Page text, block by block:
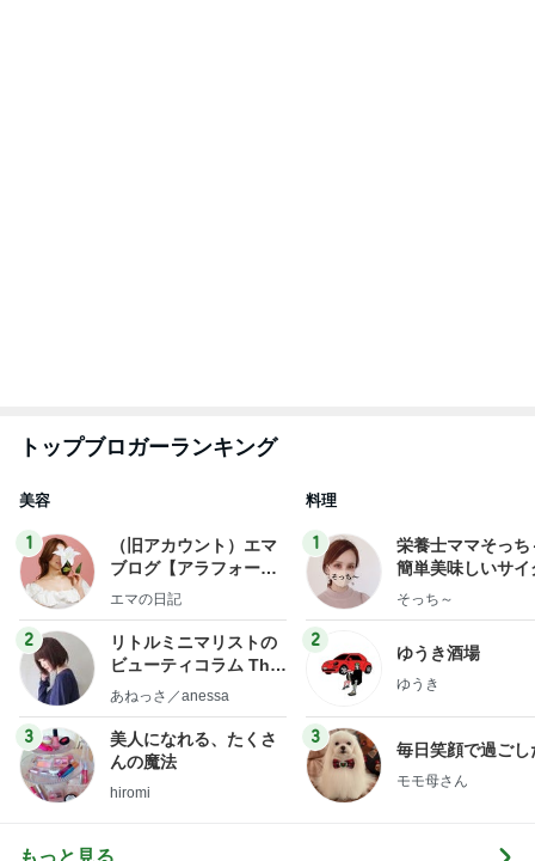
トップブロガーランキング
美容
1
（旧アカウント）エマ
ブログ【アラフォー会
社売却セカンドライ
エマの日記
2
リトルミニマリストの
ビューティコラム The
little minimalist's bea
あねっさ／anessa
3
美人になれる、たくさ
んの魔法
hiromi
料理
1
栄養士ママそっち
簡単美味しいサイ
献立
そっち～
2
ゆうき酒場
ゆうき
3
毎日笑顔で過ごし
モモ母さん
もっと見る